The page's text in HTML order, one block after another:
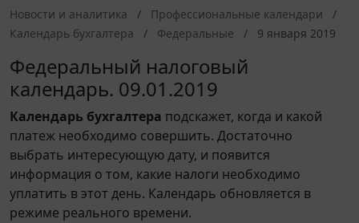
Новости и аналитика
Профессиональные календари
Календарь бухгалтера
Федеральные 9 января 2019
Федеральный налоговый
календарь. 09.01.2019
Календарь бухгалтера подскажет, когда и какой
платеж необходимо совершить. Достаточно
выбрать интересующую дату, и появится
информация о том, какие налоги необходимо
уплатить в этот день. Календарь обновляется в
режиме реального времени.